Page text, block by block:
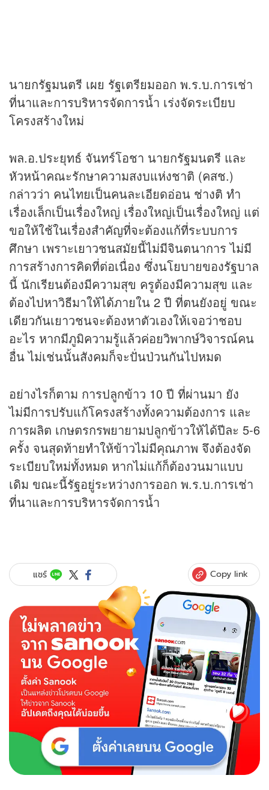
นายกรัฐมนตรี เผย รัฐเตรียมออก พ.ร.บ.การเช่า
ที่นาและการบริหารจัดการน้ำ เร่งจัดระเบียบ
โครงสร้างใหม่
พล.อ.ประยุทธ์ จันทร์โอชา นายกรัฐมนตรี และ
หัวหน้าคณะรักษาความสงบแห่งชาติ (คสช.)
กล่าวว่า คนไทยเป็นคนละเอียดอ่อน ช่างติ ทำ
เรื่องเล็กเป็นเรื่องใหญ่ เรื่องใหญ่เป็นเรื่องใหญ่ แต่
ขอให้ใช้ในเรื่องสำคัญที่จะต้องแก้ที่ระบบการ
ศึกษา เพราะเยาวชนสมัยนี้ไม่มีจินตนาการ ไม่มี
การสร้างการคิดที่ต่อเนื่อง ซึ่งนโยบายของรัฐบาล
นี้ นักเรียนต้องมีความสุข ครูต้องมีความสุข และ
ต้องไปหาวิธีมาให้ได้ภายใน 2 ปี ที่ตนยังอยู่ ขณะ
เดียวกันเยาวชนจะต้องหาตัวเองให้เจอว่าชอบ
อะไร หากมีภูมิความรู้แล้วค่อยวิพากษ์วิจารณ์คน
อื่น ไม่เช่นนั้นสังคมก็จะปั่นป่วนกันไปหมด
อย่างไรก็ตาม การปลูกข้าว 10 ปี ที่ผ่านมา ยัง
ไม่มีการปรับแก้โครงสร้างทั้งความต้องการ และ
การผลิต เกษตรกรพยายามปลูกข้าวให้ได้ปีละ 5-6
ครั้ง จนสุดท้ายทำให้ข้าวไม่มีคุณภาพ จึงต้องจัด
ระเบียบใหม่ทั้งหมด หากไม่แก้ก็ต้องวนมาแบบ
เดิม ขณะนี้รัฐอยู่ระหว่างการออก พ.ร.บ.การเช่า
ที่นาและการบริหารจัดการน้ำ
แชร์ Copy link